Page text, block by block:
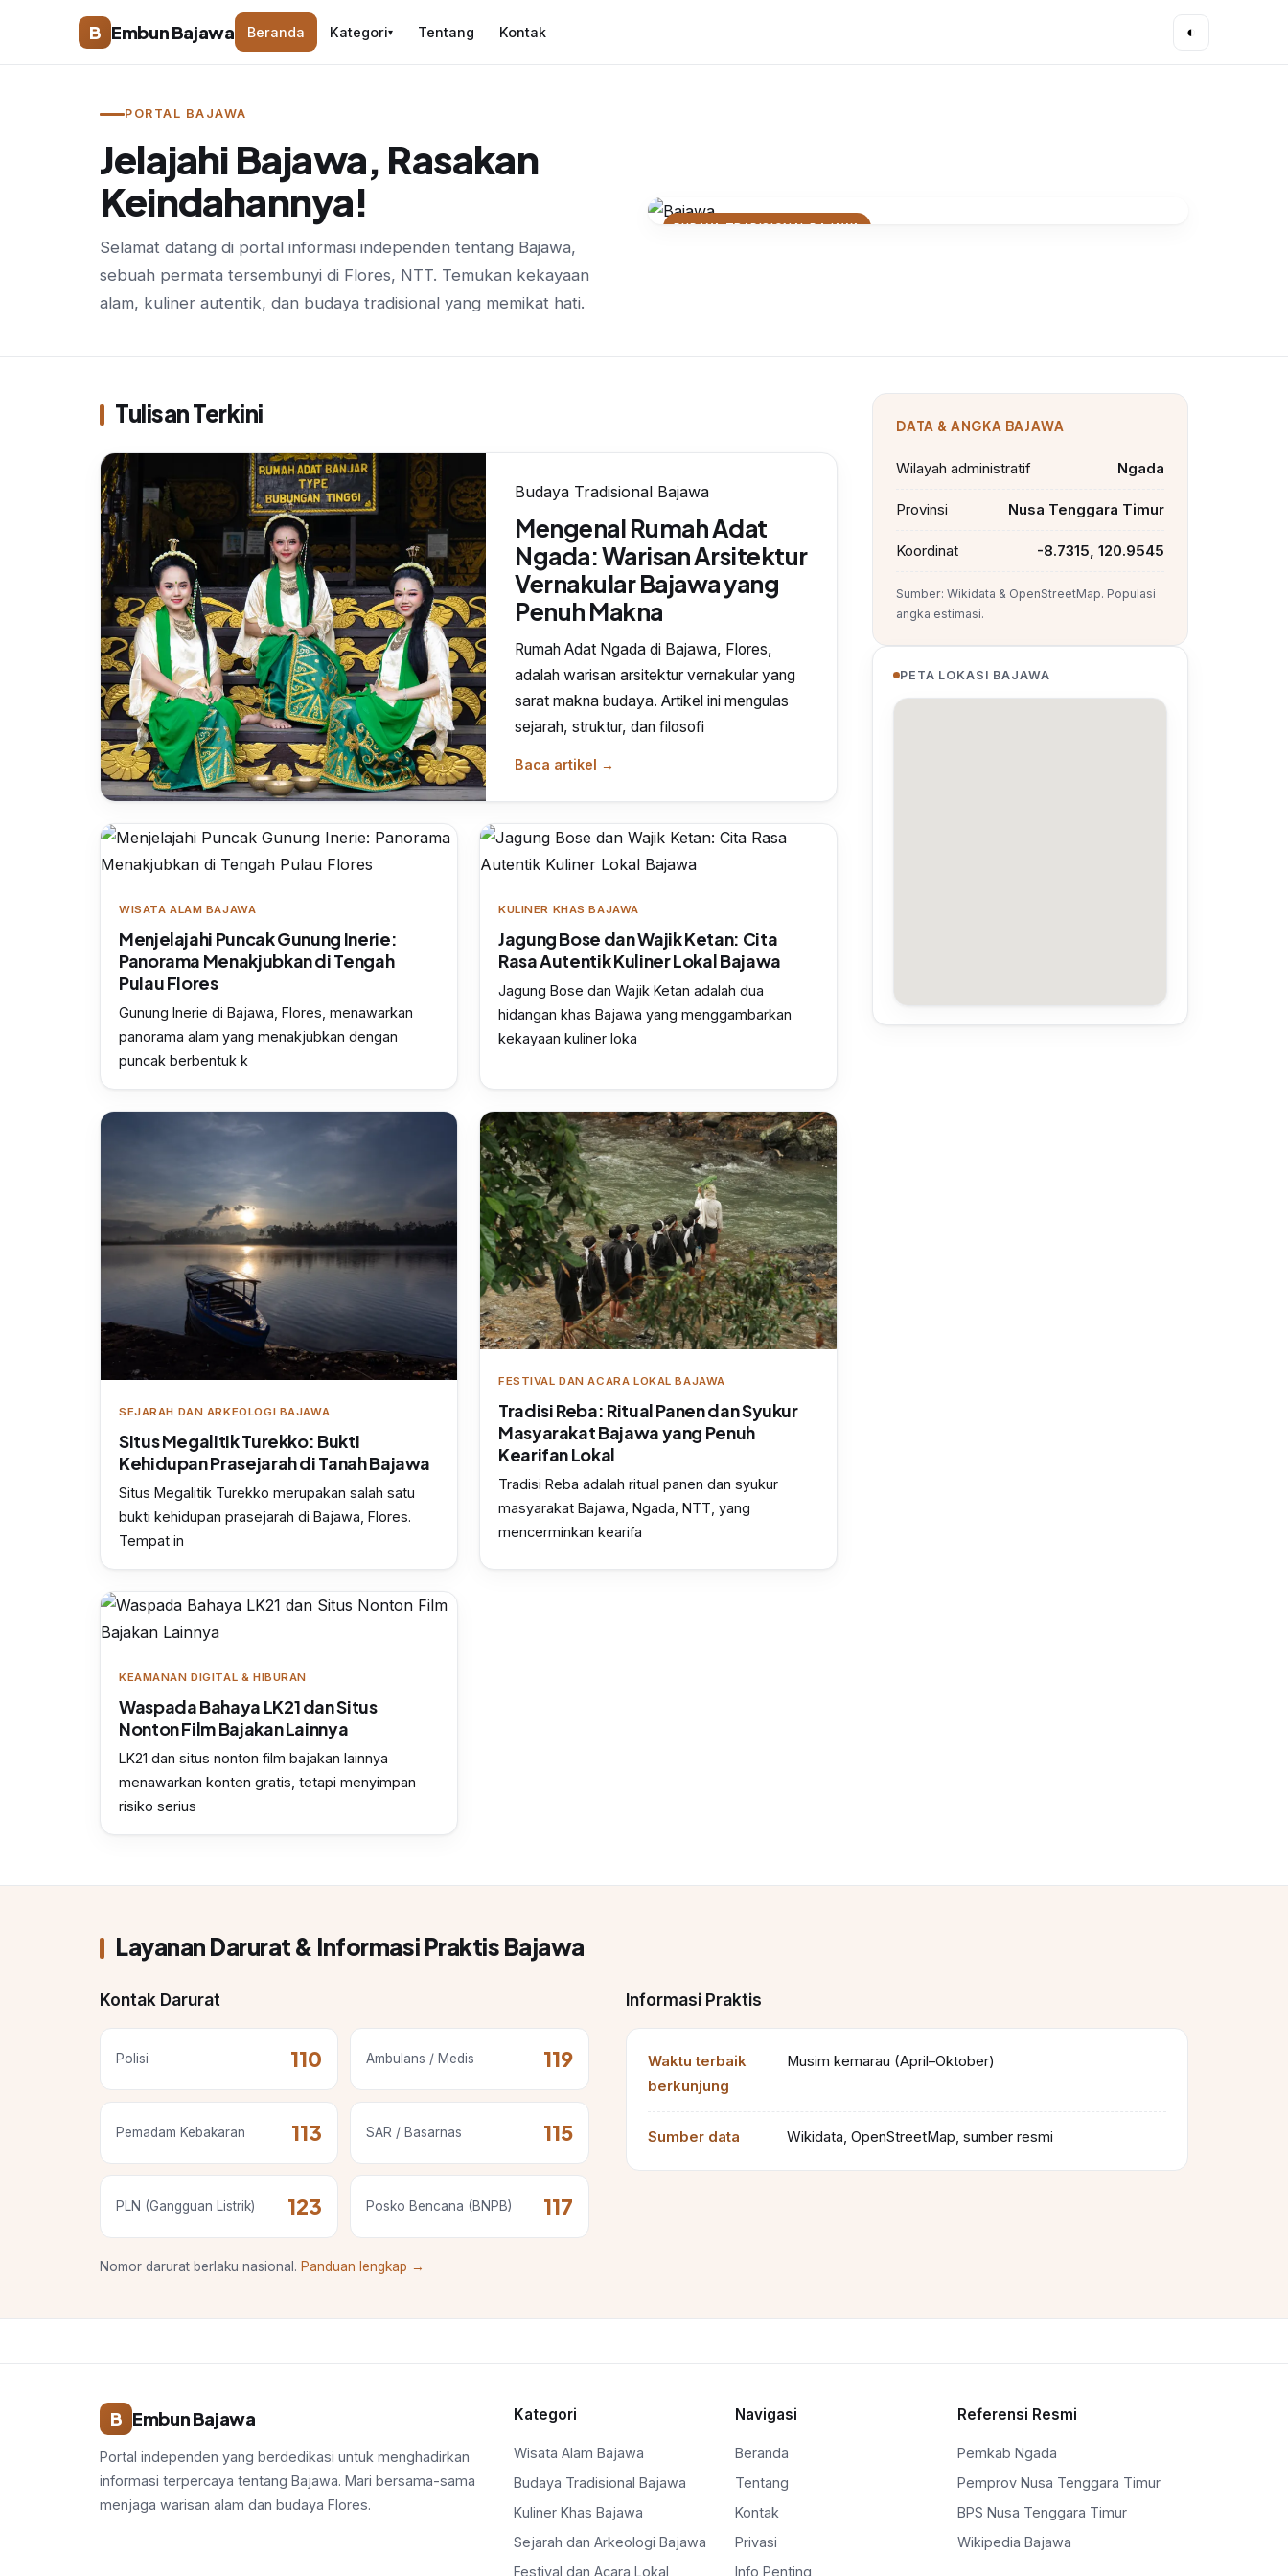
B Embun Bajawa Beranda Kategori▾ Tentang Kontak ◐
PORTAL BAJAWA
Jelajahi Bajawa, Rasakan
Keindahannya!
Selamat datang di portal informasi independen tentang Bajawa,
sebuah permata tersembunyi di Flores, NTT. Temukan kekayaan
alam, kuliner autentik, dan budaya tradisional yang memikat hati.
BUDAYA TRADISIONAL BAJAWA
Tulisan Terkini
Budaya Tradisional Bajawa
Mengenal Rumah Adat
Ngada: Warisan Arsitektur
Vernakular Bajawa yang
Penuh Makna
Rumah Adat Ngada di Bajawa, Flores,
adalah warisan arsitektur vernakular yang
sarat makna budaya. Artikel ini mengulas
sejarah, struktur, dan filosofi
Baca artikel →
WISATA ALAM BAJAWA
Menjelajahi Puncak Gunung Inerie:
Panorama Menakjubkan di Tengah
Pulau Flores
Gunung Inerie di Bajawa, Flores, menawarkan
panorama alam yang menakjubkan dengan
puncak berbentuk k
KULINER KHAS BAJAWA
Jagung Bose dan Wajik Ketan: Cita
Rasa Autentik Kuliner Lokal Bajawa
Jagung Bose dan Wajik Ketan adalah dua
hidangan khas Bajawa yang menggambarkan
kekayaan kuliner loka
SEJARAH DAN ARKEOLOGI BAJAWA
Situs Megalitik Turekko: Bukti
Kehidupan Prasejarah di Tanah Bajawa
Situs Megalitik Turekko merupakan salah satu
bukti kehidupan prasejarah di Bajawa, Flores.
Tempat in
FESTIVAL DAN ACARA LOKAL BAJAWA
Tradisi Reba: Ritual Panen dan Syukur
Masyarakat Bajawa yang Penuh
Kearifan Lokal
Tradisi Reba adalah ritual panen dan syukur
masyarakat Bajawa, Ngada, NTT, yang
mencerminkan kearifa
KEAMANAN DIGITAL & HIBURAN
Waspada Bahaya LK21 dan Situs
Nonton Film Bajakan Lainnya
LK21 dan situs nonton film bajakan lainnya
menawarkan konten gratis, tetapi menyimpan
risiko serius
DATA & ANGKA BAJAWA
Wilayah administratif Ngada
Provinsi Nusa Tenggara Timur
Koordinat -8.7315, 120.9545
Sumber: Wikidata & OpenStreetMap. Populasi
angka estimasi.
PETA LOKASI BAJAWA
Layanan Darurat & Informasi Praktis Bajawa
Kontak Darurat
Polisi 110 Ambulans / Medis 119
Pemadam Kebakaran 113 SAR / Basarnas 115
PLN (Gangguan Listrik) 123 Posko Bencana (BNPB) 117
Informasi Praktis
Waktu terbaik
berkunjung
Musim kemarau (April–Oktober)
Sumber data Wikidata, OpenStreetMap, sumber resmi
Nomor darurat berlaku nasional. Panduan lengkap →
B Embun Bajawa
Portal independen yang berdedikasi untuk menghadirkan
informasi terpercaya tentang Bajawa. Mari bersama-sama
menjaga warisan alam dan budaya Flores.
Kategori
Wisata Alam Bajawa
Budaya Tradisional Bajawa
Kuliner Khas Bajawa
Sejarah dan Arkeologi Bajawa
Festival dan Acara Lokal
Navigasi
Beranda
Tentang
Kontak
Privasi
Info Penting
Referensi Resmi
Pemkab Ngada
Pemprov Nusa Tenggara Timur
BPS Nusa Tenggara Timur
Wikipedia Bajawa